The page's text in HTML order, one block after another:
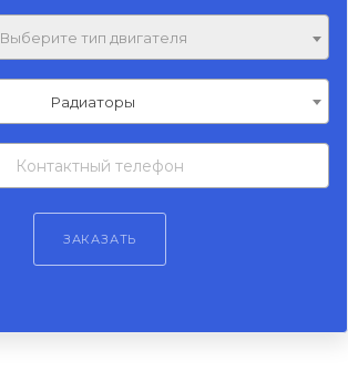
Выберите тип двигателя
Радиаторы
ЗАКАЗАТЬ